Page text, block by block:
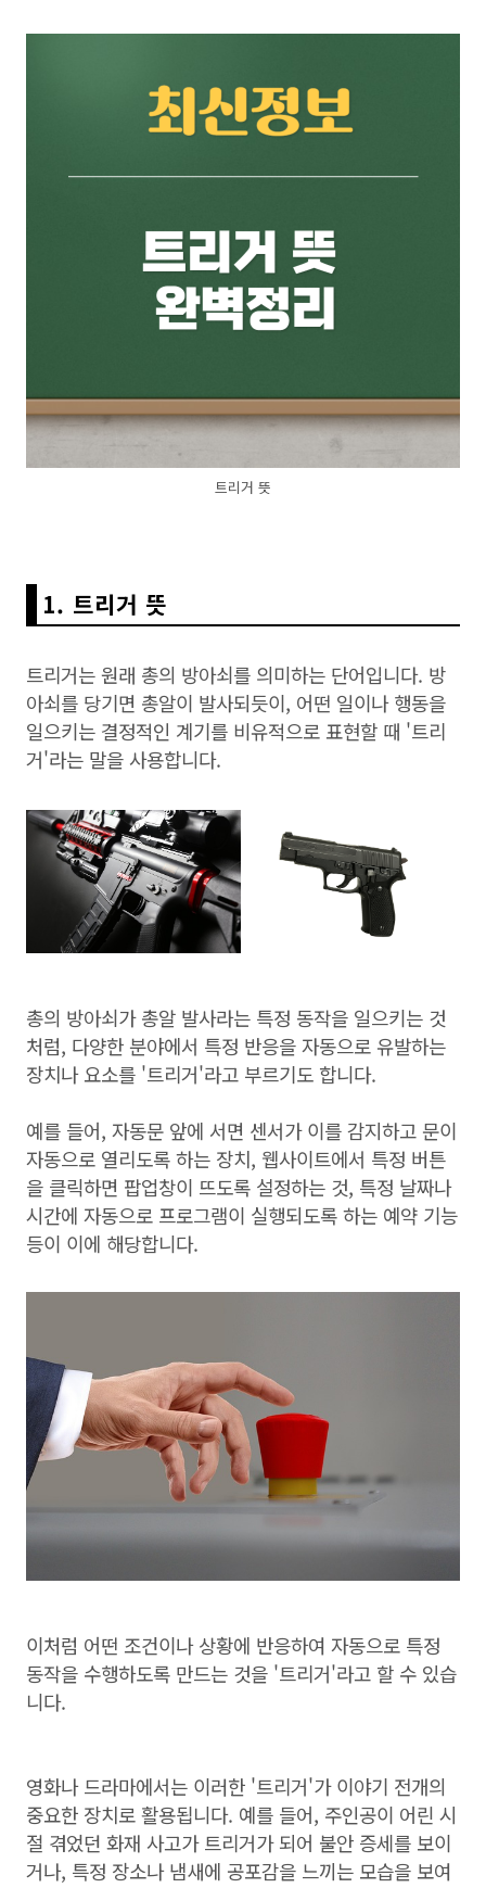
트리거 뜻
1. 트리거 뜻
트리거는 원래 총의 방아쇠를 의미하는 단어입니다. 방
아쇠를 당기면 총알이 발사되듯이, 어떤 일이나 행동을
일으키는 결정적인 계기를 비유적으로 표현할 때 '트리
거'라는 말을 사용합니다.
총의 방아쇠가 총알 발사라는 특정 동작을 일으키는 것
처럼, 다양한 분야에서 특정 반응을 자동으로 유발하는
장치나 요소를 '트리거'라고 부르기도 합니다.
예를 들어, 자동문 앞에 서면 센서가 이를 감지하고 문이
자동으로 열리도록 하는 장치, 웹사이트에서 특정 버튼
을 클릭하면 팝업창이 뜨도록 설정하는 것, 특정 날짜나
시간에 자동으로 프로그램이 실행되도록 하는 예약 기능
등이 이에 해당합니다.
이처럼 어떤 조건이나 상황에 반응하여 자동으로 특정
동작을 수행하도록 만드는 것을 '트리거'라고 할 수 있습
니다.
영화나 드라마에서는 이러한 '트리거'가 이야기 전개의
중요한 장치로 활용됩니다. 예를 들어, 주인공이 어린 시
절 겪었던 화재 사고가 트리거가 되어 불안 증세를 보이
거나, 특정 장소나 냄새에 공포감을 느끼는 모습을 보여